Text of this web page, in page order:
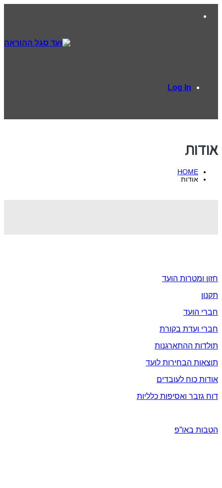
Log In
אודות
HOME
אודות
חזון ומטרות הועד
תקנון
חברי הועד
חברי ועדת בקורת
תולדות ההתארגנות
תוצאות הבחירות לועד
אודות כוח לעובדים
דוח גזבר ואסיפות כלליות
הטבות באו”פ